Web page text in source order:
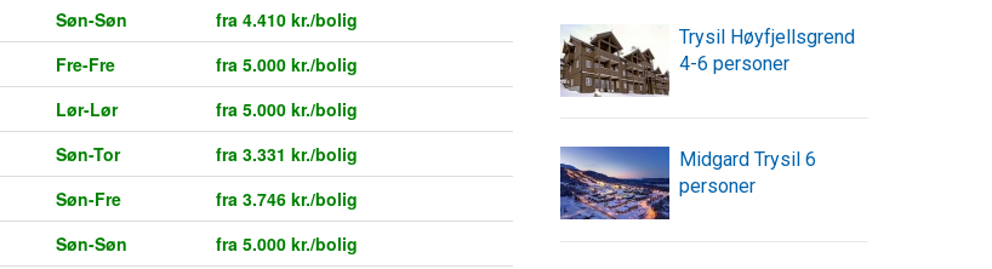
Søn-Søn
fra 4.410 kr./bolig
Fre-Fre
fra 5.000 kr./bolig
Lør-Lør
fra 5.000 kr./bolig
Søn-Tor
fra 3.331 kr./bolig
Søn-Fre
fra 3.746 kr./bolig
Søn-Søn
fra 5.000 kr./bolig
Trysil Høyfjellsgrend
4-6 personer
Midgard Trysil 6
personer